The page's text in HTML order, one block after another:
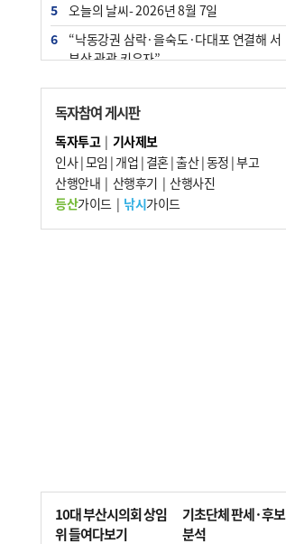
5
오늘의 날씨- 2026년 8월 7일
6
“낙동강권 삼락·을숙도·다대포 연결해 서
부산 관광 키우자”
7
부울경 주말부터 비소식…‘극한 폭염’ 한풀
꺾일 듯
8
피란마을 67년 역사인데…전교생 24명 아
미초 통폐합 기로
9
외국인 선원 ‘인신매매 경유지’ 된 부산…
우려가 현실로
10 교육혁신선도지 공모 코앞인데…구·군 난
독자참여 게시판
독자투고| 기사제보
인사|모임 | 개업 | 결혼|출산|동정 |부고
산행안내 | 산행후기 | 산행사진
등산가이드| 낚시가이드
10대 부산시의회 상임
위 들여다보기
기초단체 판세·후보
분석